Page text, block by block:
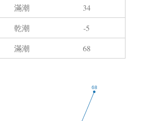
滿潮
34
乾潮
-5
滿潮 68
68